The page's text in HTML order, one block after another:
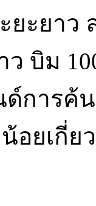
ยะยาว
ว บิม
ด์การค้
อยเกี่ย